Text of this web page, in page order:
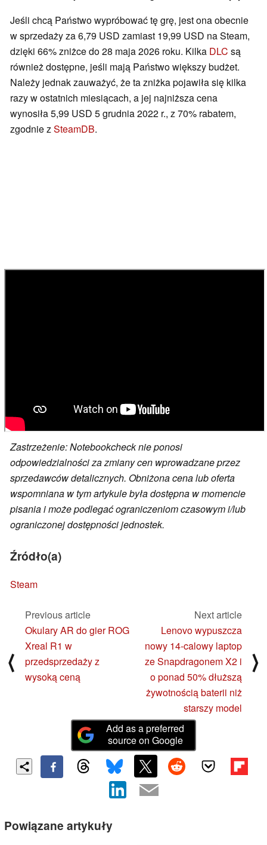
Jeśli chcą Państwo wypróbować tę grę, jest ona obecnie
w sprzedaży za 6,79 USD zamiast 19,99 USD na Steam,
dzięki 66% zniżce do 28 maja 2026 roku. Kilka DLC są
również dostępne, jeśli mają Państwo większy budżet.
Należy jednak zauważyć, że ta zniżka pojawiła się kilka
razy w ostatnich miesiącach, a jej najniższa cena
wynosiła 5,99 USD 5 grudnia 2022 r., z 70% rabatem,
zgodnie zSteamDB.
Zastrzeżenie: Notebookcheck nie ponosi
odpowiedzialności za zmiany cen wprowadzane przez
sprzedawców detalicznych. Obniżona cena lub oferta
wspomniana w tym artykule była dostępna w momencie
pisania i może podlegać ograniczeniom czasowym i/lub
ograniczonej dostępności jednostek.
Źródło(a)
Steam
⟨
Previous article
Okulary AR do gier ROG
Xreal R1 w
przedsprzedaży z
wysoką ceną
Next article
Lenovo wypuszcza
nowy 14-calowy laptop
ze Snapdragonem X2 i
o ponad 50% dłuższą
żywotnością baterii niż
starszy model
⟩
Add as a preferred
source on Google
Powiązane artykuły